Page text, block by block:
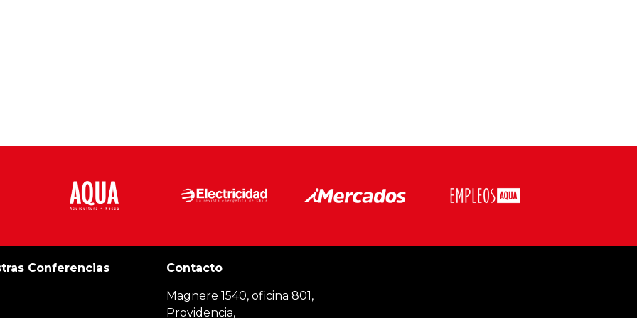
Conferencias Contacto
Magnere 1540, oficina 801,
Providencia,